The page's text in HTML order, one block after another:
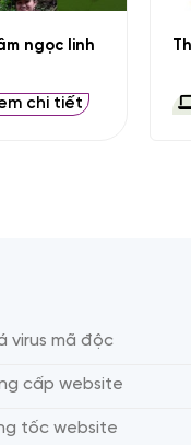
ngọc linh
chi tiết
virus mã độc
cấp website
tốc website